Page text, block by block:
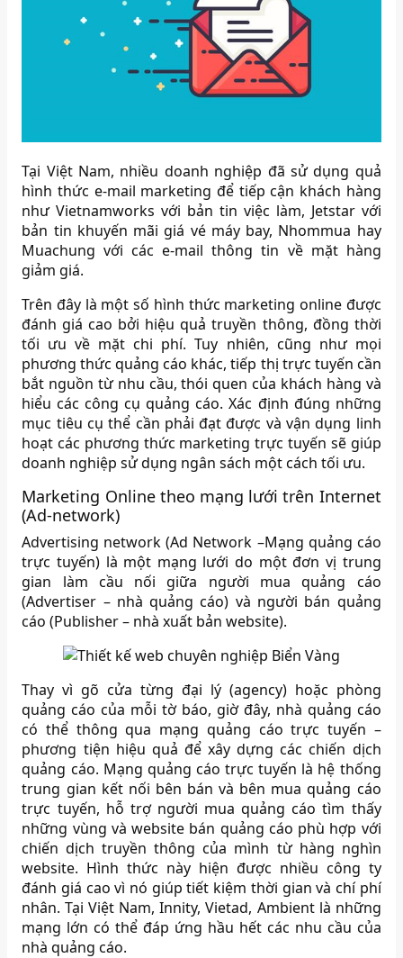
Tại Việt Nam, nhiều doanh nghiệp đã sử dụng quả
hình thức e-mail marketing để tiếp cận khách hàng
như Vietnamworks với bản tin việc làm, Jetstar với
bản tin khuyến mãi giá vé máy bay, Nhommua hay
Muachung với các e-mail thông tin về mặt hàng
giảm giá.
Trên đây là một số hình thức marketing online được
đánh giá cao bởi hiệu quả truyền thông, đồng thời
tối ưu về mặt chi phí. Tuy nhiên, cũng như mọi
phương thức quảng cáo khác, tiếp thị trực tuyến cần
bắt nguồn từ nhu cầu, thói quen của khách hàng và
hiểu các công cụ quảng cáo. Xác định đúng những
mục tiêu cụ thể cần phải đạt được và vận dụng linh
hoạt các phương thức marketing trực tuyến sẽ giúp
doanh nghiệp sử dụng ngân sách một cách tối ưu.
Marketing Online theo mạng lưới trên Internet
(Ad-network)
Advertising network (Ad Network –Mạng quảng cáo
trực tuyến) là một mạng lưới do một đơn vị trung
gian làm cầu nối giữa người mua quảng cáo
(Advertiser – nhà quảng cáo) và người bán quảng
cáo (Publisher – nhà xuất bản website).
Thay vì gõ cửa từng đại lý (agency) hoặc phòng
quảng cáo của mỗi tờ báo, giờ đây, nhà quảng cáo
có thể thông qua mạng quảng cáo trực tuyến –
phương tiện hiệu quả để xây dựng các chiến dịch
quảng cáo. Mạng quảng cáo trực tuyến là hệ thống
trung gian kết nối bên bán và bên mua quảng cáo
trực tuyến, hỗ trợ người mua quảng cáo tìm thấy
những vùng và website bán quảng cáo phù hợp với
chiến dịch truyền thông của mình từ hàng nghìn
website. Hình thức này hiện được nhiều công ty
đánh giá cao vì nó giúp tiết kiệm thời gian và chí phí
nhân. Tại Việt Nam, Innity, Vietad, Ambient là những
mạng lớn có thể đáp ứng hầu hết các nhu cầu của
nhà quảng cáo.